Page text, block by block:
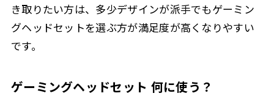
き取りたい方は、多少デザインが派手でもゲーミン
グヘッドセットを選ぶ方が満足度が高くなりやすい
です。
ゲーミングヘッドセット 何に使う？